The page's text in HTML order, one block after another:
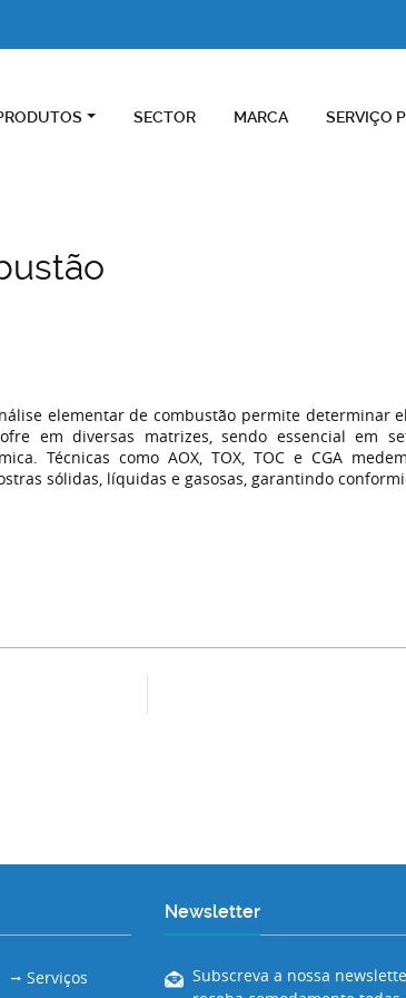
SECTOR MARCA SERVIÇO
elementar de combustão permite determinar
em diversas matrizes, sendo essencial em
Técnicas como AOX, TOX, TOC e CGA
sólidas, líquidas e gasosas, garantindo
Serviços
Newsletter
Subscreva a nossa